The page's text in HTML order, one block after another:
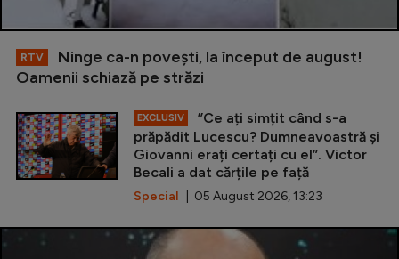
RTV
Ninge ca-n povești, la început de august!
Oamenii schiază pe străzi
EXCLUSIV
”Ce ați simțit când s-a
prăpădit Lucescu? Dumneavoastră și
Giovanni erați certați cu el”. Victor
Becali a dat cărțile pe față
Special | 05 August 2026, 13:23